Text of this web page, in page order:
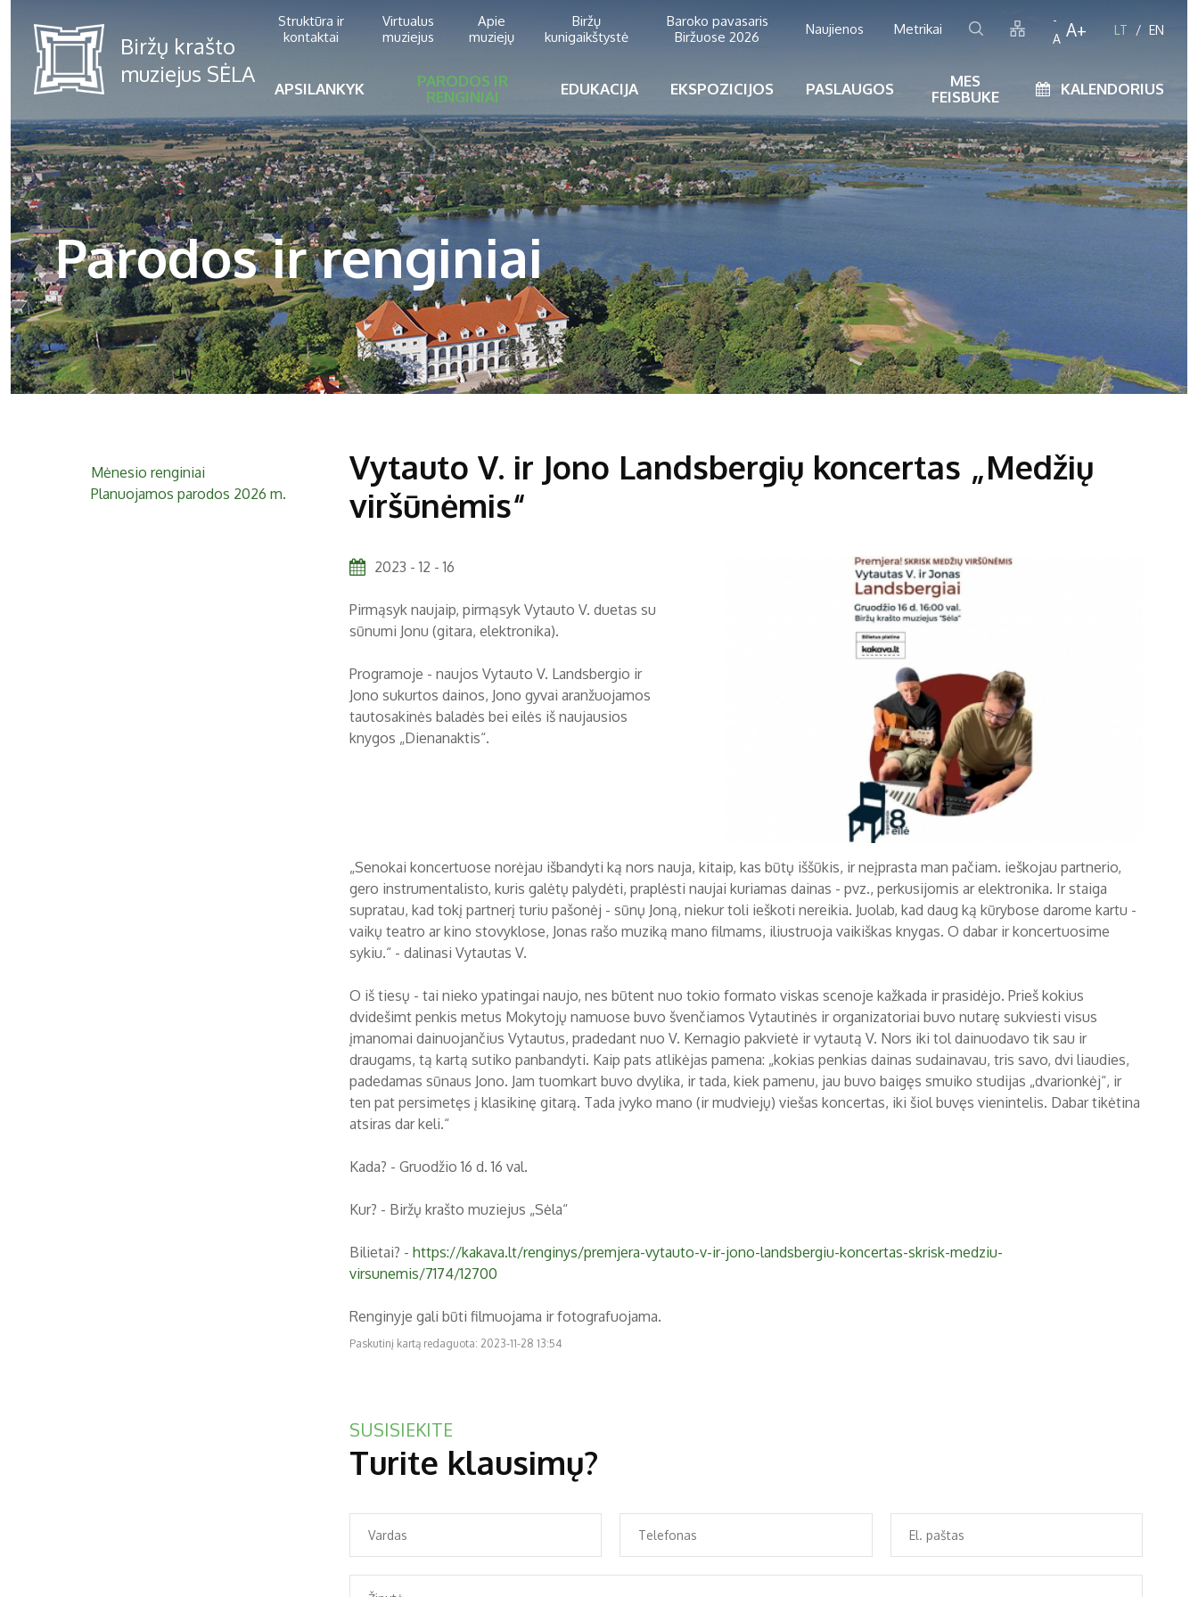
Struktūra ir
kontaktai
Virtualus
muziejus
Apie
muziejų
Biržų
kunigaikštystė
Baroko pavasaris
Biržuose 2026
Naujienos Metrikai
-
A A+ LT EN
APSILANKYK
PARODOS IR
RENGINIAI
EDUKACIJA EKSPOZICIJOS PASLAUGOS
MES
FEISBUKE
KALENDORIUS
Parodos ir renginiai
Mėnesio renginiai
Planuojamos parodos 2026 m.
Vytauto V. ir Jono Landsbergių koncertas „Medžių
viršūnėmis“
2023 - 12 - 16
Pirmąsyk naujaip, pirmąsyk Vytauto V. duetas su
sūnumi Jonu (gitara, elektronika).
Programoje - naujos Vytauto V. Landsbergio ir
Jono sukurtos dainos, Jono gyvai aranžuojamos
tautosakinės baladės bei eilės iš naujausios
knygos „Dienanaktis“.
„Senokai koncertuose norėjau išbandyti ką nors nauja, kitaip, kas būtų iššūkis, ir neįprasta man pačiam. ieškojau partnerio,
gero instrumentalisto, kuris galėtų palydėti, praplėsti naujai kuriamas dainas - pvz., perkusijomis ar elektronika. Ir staiga
supratau, kad tokį partnerį turiu pašonėj - sūnų Joną, niekur toli ieškoti nereikia. Juolab, kad daug ką kūrybose darome kartu -
vaikų teatro ar kino stovyklose, Jonas rašo muziką mano filmams, iliustruoja vaikiškas knygas. O dabar ir koncertuosime
sykiu.“ - dalinasi Vytautas V.
O iš tiesų - tai nieko ypatingai naujo, nes būtent nuo tokio formato viskas scenoje kažkada ir prasidėjo. Prieš kokius
dvidešimt penkis metus Mokytojų namuose buvo švenčiamos Vytautinės ir organizatoriai buvo nutarę sukviesti visus
įmanomai dainuojančius Vytautus, pradedant nuo V. Kernagio pakvietė ir vytautą V. Nors iki tol dainuodavo tik sau ir
draugams, tą kartą sutiko panbandyti. Kaip pats atlikėjas pamena: „kokias penkias dainas sudainavau, tris savo, dvi liaudies,
padedamas sūnaus Jono. Jam tuomkart buvo dvylika, ir tada, kiek pamenu, jau buvo baigęs smuiko studijas „dvarionkėj“, ir
ten pat persimetęs į klasikinę gitarą. Tada įvyko mano (ir mudviejų) viešas koncertas, iki šiol buvęs vienintelis. Dabar tikėtina
atsiras dar keli.“
Kada? - Gruodžio 16 d. 16 val.
Kur? - Biržų krašto muziejus „Sėla“
Bilietai? - https://kakava.lt/renginys/premjera-vytauto-v-ir-jono-landsbergiu-koncertas-skrisk-medziu-
virsunemis/7174/12700
Renginyje gali būti filmuojama ir fotografuojama.
Paskutinį kartą redaguota: 2023-11-28 13:54
SUSISIEKITE
Turite klausimų?